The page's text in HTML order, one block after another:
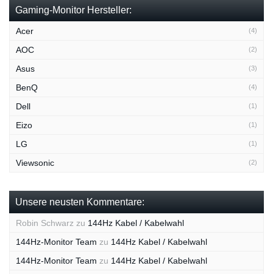
Gaming-Monitor Hersteller:
Acer (4)
AOC (2)
Asus (3)
BenQ (4)
Dell (1)
Eizo (1)
LG (1)
Viewsonic (2)
Unsere neusten Kommentare:
Robin Schwarz zu 144Hz Kabel / Kabelwahl
144Hz-Monitor Team zu 144Hz Kabel / Kabelwahl
144Hz-Monitor Team zu 144Hz Kabel / Kabelwahl